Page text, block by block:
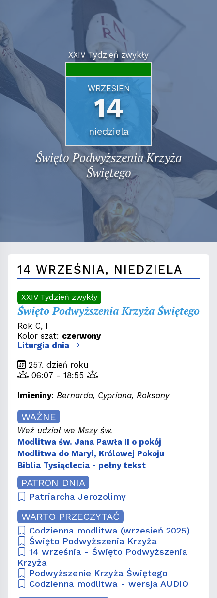
XXIV Tydzień zwykły
WRZESIEŃ
14
niedziela
Święto Podwyższenia Krzyża
Świętego
14 WRZEŚNIA, NIEDZIELA
XXIV Tydzień zwykły
Święto Podwyższenia Krzyża Świętego
Rok C, I
Kolor szat: czerwony
Liturgia dnia
257. dzień roku
06:07 - 18:55
Imieniny: Bernarda, Cypriana, Roksany
WAŻNE
Weź udział we Mszy św.
Modlitwa św. Jana Pawła II o pokój
Modlitwa do Maryi, Królowej Pokoju
Biblia Tysiąclecia - pełny tekst
PATRON DNIA
Patriarcha Jerozolimy
WARTO PRZECZYTAĆ
Codzienna modlitwa (wrzesień 2025)
Święto Podwyższenia Krzyża
14 września - Święto Podwyższenia
Krzyża
Podwyższenie Krzyża Świętego
Codzienna modlitwa - wersja AUDIO